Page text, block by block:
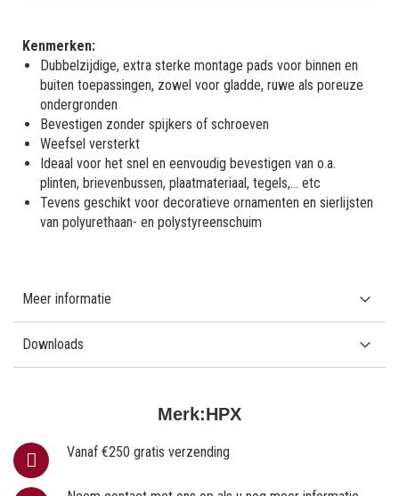
Merk:HPX
Vanaf €250 gratis verzending
Kenmerken:
Dubbelzijdige, extra sterke montage pads voor binnen en
buiten toepassingen, zowel voor gladde, ruwe als poreuze
ondergronden
Bevestigen zonder spijkers of schroeven
Weefsel versterkt
Ideaal voor het snel en eenvoudig bevestigen van o.a.
plinten, brievenbussen, plaatmateriaal, tegels,... etc
Tevens geschikt voor decoratieve ornamenten en sierlijsten
van polyurethaan- en polystyreenschuim
Meer informatie
Downloads